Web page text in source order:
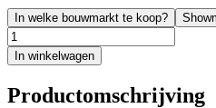
In welke bouwmarkt te koop?
In winkelwagen
Productomschrijving